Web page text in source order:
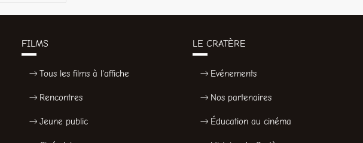
FILMS
Tous les films à l'affiche
Rencontres
Jeune public
LE CRATÈRE
Evénements
Nos partenaires
Éducation au cinéma